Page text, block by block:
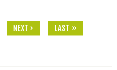
NEXT › LAST »